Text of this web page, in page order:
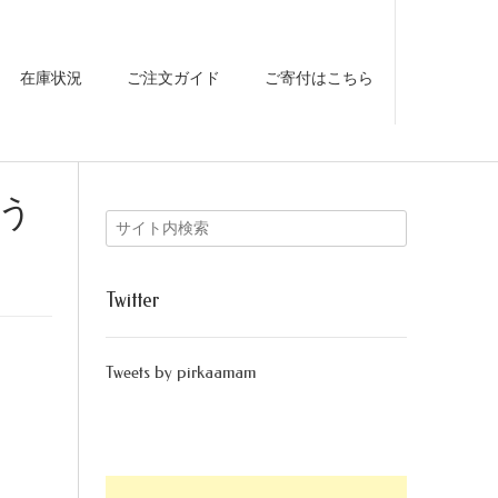
在庫状況 ご注文ガイド ご寄付はこちら
Twitter
Tweets by pirkaamam